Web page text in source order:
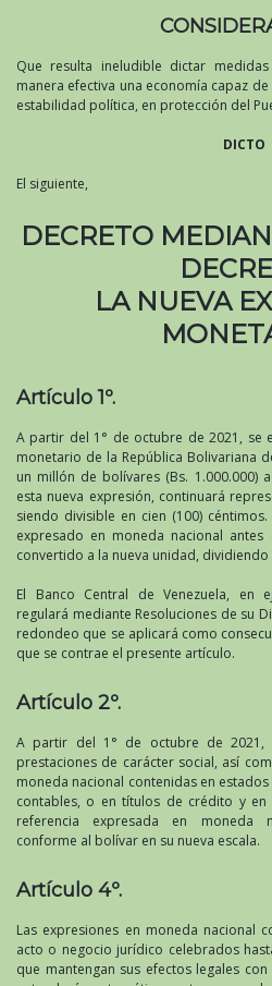
Que resulta ineludible dictar
manera efectiva una economía capaz
estabilidad política, en protección del
DICTO
El siguiente,
DECRETO
LA NUEVA
Artículo 1º.
A partir del 1° de octubre de 2021, se
monetario de la República Bolivariana
un millón de bolívares (Bs. 1.000.000)
esta nueva expresión, continuará
siendo divisible en cien (100)
expresado en moneda nacional
convertido a la nueva unidad, dividiendo
El Banco Central de Venezuela, en
regulará mediante Resoluciones de su
redondeo que se aplicará como
que se contrae el presente artículo.
Artículo 2º.
A partir del 1° de octubre de 2021,
prestaciones de carácter social, así
moneda nacional contenidas en
contables, o en títulos de crédito y
referencia expresada en moneda
conforme al bolívar en su nueva escala.
Artículo 4º.
Las expresiones en moneda nacional
acto o negocio jurídico celebrados
que mantengan sus efectos legales